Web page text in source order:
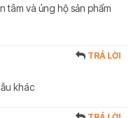
tâm và ủng hộ sản phẩm
TRẢ LỜI
khác